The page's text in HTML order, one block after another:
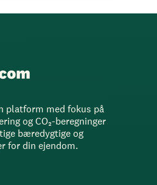
platform med fokus på
og CO₂-beregninger
bæredygtige og
for din ejendom.